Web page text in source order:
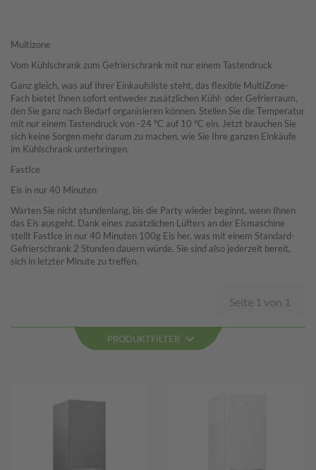
Multizone
Vom Kühlschrank zum Gefrierschrank mit nur einem Tastendruck
Ganz gleich, was auf Ihrer Einkaufsliste steht, das flexible MultiZone-
Fach bietet Ihnen sofort entweder zusätzlichen Kühl- oder Gefrierraum,
den Sie ganz nach Bedarf organisieren können. Stellen Sie die Temperatur
mit nur einem Tastendruck von -24 °C auf 10 °C ein. Jetzt brauchen Sie
sich keine Sorgen mehr darum zu machen, wie Sie Ihre ganzen Einkäufe
im Kühlschrank unterbringen.
FastIce
Eis in nur 40 Minuten
Warten Sie nicht stundenlang, bis die Party wieder beginnt, wenn Ihnen
das Eis ausgeht. Dank eines zusätzlichen Lüfters an der Eismaschine
stellt FastIce in nur 40 Minuten 100g Eis her, was mit einem Standard-
Gefrierschrank 2 Stunden dauern würde. Sie sind also jederzeit bereit,
sich in letzter Minute zu treffen.
Seite 1 von 1
PRODUKTFILTER